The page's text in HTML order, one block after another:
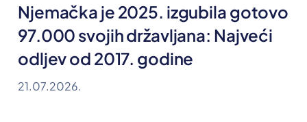
Njemačka je 2025. izgubila gotovo
97.000 svojih državljana: Najveći
odljev od 2017. godine
21.07.2026.